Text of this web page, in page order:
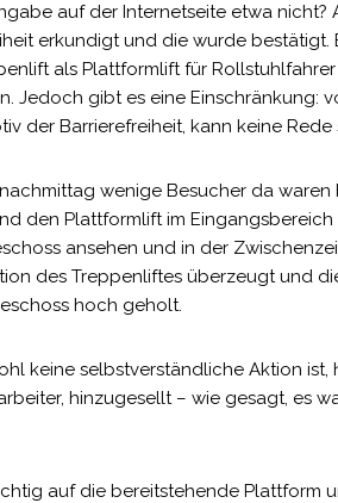
auf der Internetseite etwa nicht?
erkundigt und die wurde bestätigt.
als Plattformlift für
Jedoch gibt es eine Einschränkung:
der Barrierefreiheit, kann keine Rede
wenige Besucher da
den Plattformlift im
ansehen und in der
des Treppenliftes überzeugt und
hoch geholt.
keine selbstverständliche Aktion ist,
hinzugesellt – wie gesagt, es
auf die bereitstehende Plattform